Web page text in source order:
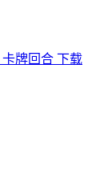
卡牌回合 下载